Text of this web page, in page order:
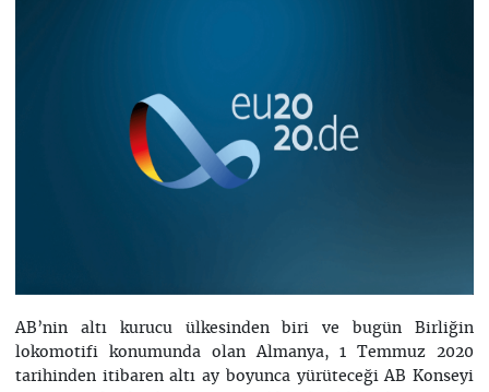
AB’nin altı kurucu ülkesinden biri ve bugün Birliğin
lokomotifi konumunda olan Almanya, 1 Temmuz 2020
tarihinden itibaren altı ay boyunca yürüteceği AB Konseyi